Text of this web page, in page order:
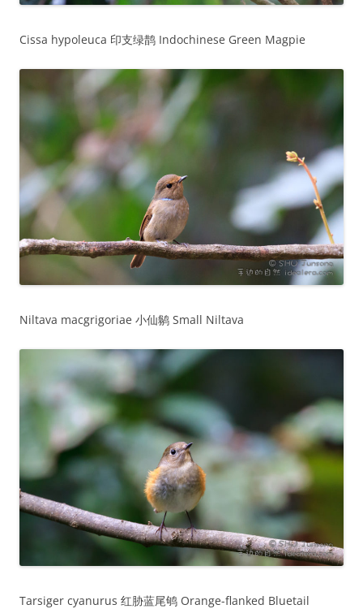
Cissa hypoleuca 印支绿鹊 Indochinese Green Magpie
Niltava macgrigoriae 小仙鹟 Small Niltava
Tarsiger cyanurus 红胁蓝尾鸲 Orange-flanked Bluetail